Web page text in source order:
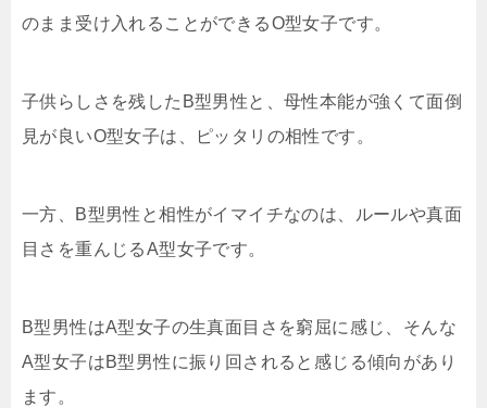
のまま受け入れることができるO型女子です。
子供らしさを残したB型男性と、母性本能が強くて面倒
見が良いO型女子は、ピッタリの相性です。
一方、B型男性と相性がイマイチなのは、ルールや真面
目さを重んじるA型女子です。
B型男性はA型女子の生真面目さを窮屈に感じ、そんな
A型女子はB型男性に振り回されると感じる傾向があり
ます。